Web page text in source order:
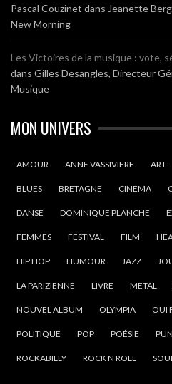
Pascal Couzinet dans Jeanette
New Morning
Les Victoires de la musique : vote,
dans Gilles Desangles, Directeur
Musique
MON UNIVERS
AMOUR ANNE VASSIVIERE ART
BLUES BRETAGNE CINEMA
DANSE DOMINIQUE PLANCHE
FEMMES FESTIVAL FILM
HIP HOP HUMOUR JAZZ
LA PARIZIENNE LIVRE METAL
NOUVEL ALBUM OLYMPIA OUI
POLITIQUE POP POÉSIE
ROCKABILLY ROCK N ROLL